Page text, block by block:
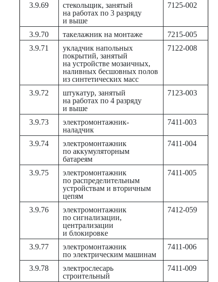
3.9.69
стекольщик, занятый
на работах по 3 разряду
и выше
7125-002
3.9.70 такелажник на монтаже
7215-005
3.9.71
укладчик напольных
покрытий, занятый
на устройстве мозаичных,
наливных бесшовных полов
из синтетических масс
7122-008
3.9.72
штукатур, занятый
на работах по 4 разряду
и выше
7123-003
3.9.73
электромонтажник-
наладчик
7411-003
3.9.74
электромонтажник
по аккумуляторным
батареям
7411-004
3.9.75
электромонтажник
по распределительным
устройствам и вторичным
цепям
7411-005
3.9.76
электромонтажник
по сигнализации,
централизации
и блокировке
7412-059
3.9.77
электромонтажник
по электрическим машинам
7411-006
3.9.78
электрослесарь
строительный
7411-009